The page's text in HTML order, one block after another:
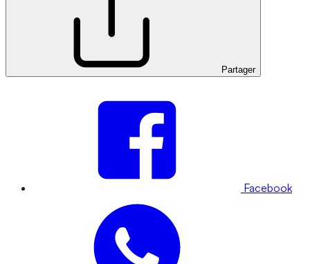
Partager
Facebook